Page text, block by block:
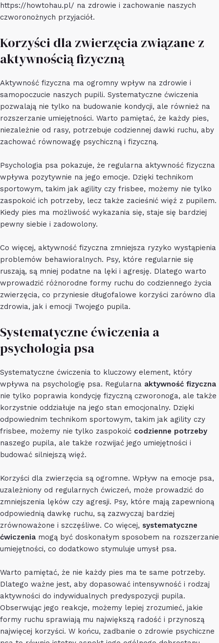
https://howtohau.pl/ na zdrowie i zachowanie naszych
czworonożnych przyjaciół.
Korzyści dla zwierzęcia związane z
aktywnością fizyczną
Aktywność fizyczna ma ogromny wpływ na zdrowie i
samopoczucie naszych pupili. Systematyczne ćwiczenia
pozwalają nie tylko na budowanie kondycji, ale również na
rozszerzanie umiejętności. Warto pamiętać, że każdy pies,
niezależnie od rasy, potrzebuje codziennej dawki ruchu, aby
zachować równowagę psychiczną i fizyczną.
Psychologia psa pokazuje, że regularna aktywność fizyczna
wpływa pozytywnie na jego emocje. Dzięki technikom
sportowym, takim jak agility czy frisbee, możemy nie tylko
zaspokoić ich potrzeby, lecz także zacieśnić więź z pupilem.
Kiedy pies ma możliwość wykazania się, staje się bardziej
pewny siebie i zadowolony.
Co więcej, aktywność fizyczna zmniejsza ryzyko wystąpienia
problemów behawioralnych. Psy, które regularnie się
ruszają, są mniej podatne na lęki i agresję. Dlatego warto
wprowadzić różnorodne formy ruchu do codziennego życia
zwierzęcia, co przyniesie długofalowe korzyści zarówno dla
zdrowia, jak i emocji Twojego pupila.
Systematyczne ćwiczenia a
psychologia psa
Systematyczne ćwiczenia to kluczowy element, który
wpływa na psychologię psa. Regularna aktywność fizyczna
nie tylko poprawia kondycję fizyczną czworonoga, ale także
korzystnie oddziałuje na jego stan emocjonalny. Dzięki
odpowiednim technikom sportowym, takim jak agility czy
frisbee, możemy nie tylko zaspokoić codzienne potrzeby
naszego pupila, ale także rozwijać jego umiejętności i
budować silniejszą więź.
Korzyści dla zwierzęcia są ogromne. Wpływ na emocje psa,
uzależniony od regularnych ćwiczeń, może prowadzić do
zmniejszenia lęków czy agresji. Psy, które mają zapewnioną
odpowiednią dawkę ruchu, są zazwyczaj bardziej
zrównoważone i szczęśliwe. Co więcej, systematyczne
ćwiczenia mogą być doskonałym sposobem na rozszerzanie
umiejętności, co dodatkowo stymuluje umysł psa.
Warto pamiętać, że nie każdy pies ma te same potrzeby.
Dlatego ważne jest, aby dopasować intensywność i rodzaj
aktywności do indywidualnych predyspozycji pupila.
Obserwując jego reakcje, możemy lepiej zrozumieć, jakie
formy ruchu sprawiają mu największą radość i przynoszą
najwięcej korzyści. W końcu, zadbanie o zdrowie psychiczne